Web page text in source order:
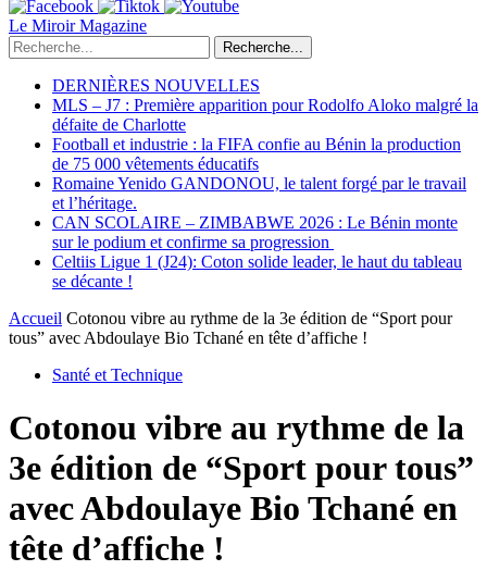
Le Miroir Magazine
Recherche...
DERNIÈRES NOUVELLES
MLS – J7 : Première apparition pour Rodolfo Aloko malgré la
défaite de Charlotte
Football et industrie : la FIFA confie au Bénin la production
de 75 000 vêtements éducatifs
Romaine Yenido GANDONOU, le talent forgé par le travail
et l’héritage.
CAN SCOLAIRE – ZIMBABWE 2026 : Le Bénin monte
sur le podium et confirme sa progression
Celtiis Ligue 1 (J24): Coton solide leader, le haut du tableau
se décante !
Accueil Cotonou vibre au rythme de la 3e édition de “Sport pour
tous” avec Abdoulaye Bio Tchané en tête d’affiche !
Santé et Technique
Cotonou vibre au rythme de la
3e édition de “Sport pour tous”
avec Abdoulaye Bio Tchané en
tête d’affiche !